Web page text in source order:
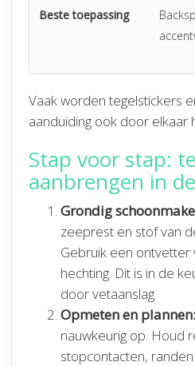
Beste toepassing
Vaak worden tegelstickers
aanduiding ook door elkaar
Stap voor stap:
aanbrengen in
Grondig
zeeprest en stof van
Gebruik een
hechting. Dit is in de
door vetaanslag.
Opmeten en plannen:
nauwkeurig op. Houd
stopcontacten,